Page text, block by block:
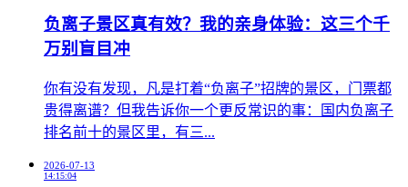
负离子景区真有效？我的亲身体验：这三个千
万别盲目冲
​你有没有发现，凡是打着“负离子”招牌的景区，门票都
贵得离谱？但我告诉你一个更反常识的事：国内负离子
排名前十的景区里，有三...
2026-07-13
14:15:04